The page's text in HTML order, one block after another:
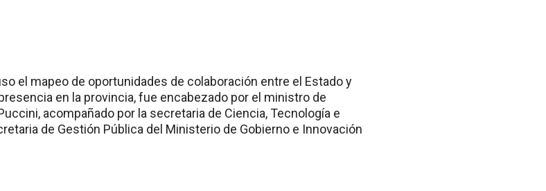
el mapeo de oportunidades de colaboración entre el Estado y
en la provincia, fue encabezado por el ministro de
acompañado por la secretaria de Ciencia, Tecnología e
de Gestión Pública del Ministerio de Gobierno e Innovación